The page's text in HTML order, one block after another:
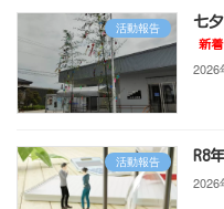
活動報告 七
新
2026
活動報告 R8
2026